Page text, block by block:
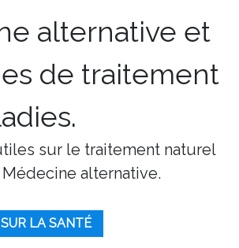
alternative et
de traitement
sur le traitement naturel
alternative.
LA SANTÉ